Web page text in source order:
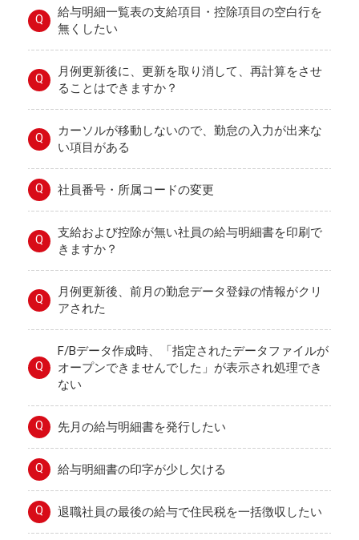
Q
給与明細一覧表の支給項目・控除項目の空白行を
無くしたい
Q
月例更新後に、更新を取り消して、再計算をさせ
ることはできますか？
Q
カーソルが移動しないので、勤怠の入力が出来な
い項目がある
Q 社員番号・所属コードの変更
Q
支給および控除が無い社員の給与明細書を印刷で
きますか？
Q
月例更新後、前月の勤怠データ登録の情報がクリ
アされた
Q
F/Bデータ作成時、「指定されたデータファイルが
オープンできませんでした」が表示され処理でき
ない
Q 先月の給与明細書を発行したい
Q 給与明細書の印字が少し欠ける
Q 退職社員の最後の給与で住民税を一括徴収したい